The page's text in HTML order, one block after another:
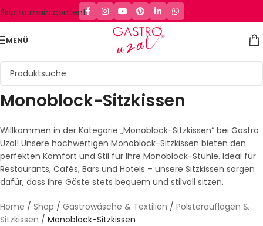
Skip to main content
MENÜ
Monoblock-Sitzkissen
Willkommen in der Kategorie „Monoblock-Sitzkissen“ bei Gastro
Uzal! Unsere hochwertigen Monoblock-Sitzkissen bieten den
perfekten Komfort und Stil für Ihre Monoblock-Stühle. Ideal für
Restaurants, Cafés, Bars und Hotels – unsere Sitzkissen sorgen
dafür, dass Ihre Gäste stets bequem und stilvoll sitzen.
Home / Shop / Gastrowäsche & Textilien / Polsterauflagen &
Sitzkissen / Monoblock-Sitzkissen